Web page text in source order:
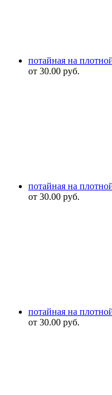
потайная на
от 30.00 руб.
потайная на
от 30.00 руб.
потайная на
от 30.00 руб.